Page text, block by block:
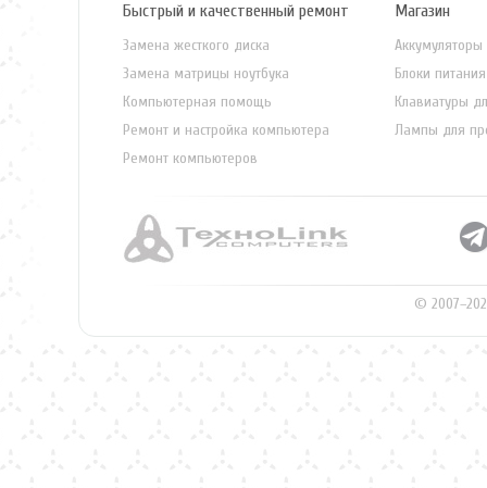
Быстрый и качественный ремонт
Замена жесткого диска
Замена матрицы ноутбука
Компьютерная помощь
Ремонт и настройка компьютера
Ремонт компьютеров
Магазин
Блоки
Клавиатуры
Лампы для
©